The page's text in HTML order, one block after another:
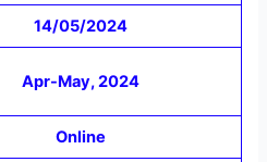
14/05/2024
Apr-May, 2024
Online